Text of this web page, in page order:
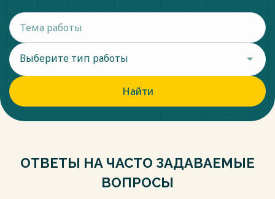
Выберите тип работы
Найти
ОТВЕТЫ НА ЧАСТО ЗАДАВАЕМЫЕ
ВОПРОСЫ